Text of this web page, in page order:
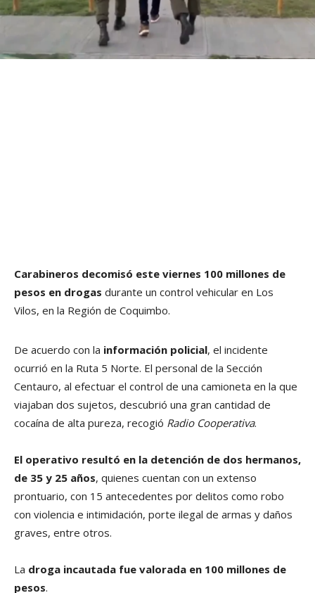
Carabineros decomisó este viernes 100 millones de
pesos en drogas durante un control vehicular en Los
Vilos, en la Región de Coquimbo.
De acuerdo con la información policial, el incidente
ocurrió en la Ruta 5 Norte. El personal de la Sección
Centauro, al efectuar el control de una camioneta en la que
viajaban dos sujetos, descubrió una gran cantidad de
cocaína de alta pureza, recogió Radio Cooperativa.
El operativo resultó en la detención de dos hermanos,
de 35 y 25 años, quienes cuentan con un extenso
prontuario, con 15 antecedentes por delitos como robo
con violencia e intimidación, porte ilegal de armas y daños
graves, entre otros.
La droga incautada fue valorada en 100 millones de
pesos.